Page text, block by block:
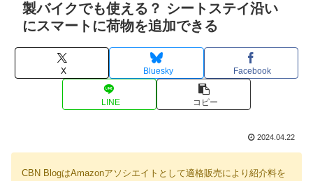
製バイクでも使える？ シートステイ沿い
にスマートに荷物を追加できる
X Bluesky Facebook
LINE コピー
2024.04.22
CBN BlogはAmazonアソシエイトとして適格販売により紹介料を